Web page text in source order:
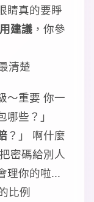
睛真的要睜
建議 ，你參
清楚
～重要 你一
哪些？」
？」 啊什麼
密碼給別人
理你的啦...
比例